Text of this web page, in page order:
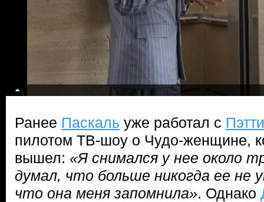
Ранее Паскаль уже работал с
пилотом ТВ-шоу о Чудо-женщине,
вышел: «Я снимался у нее около
думал, что больше никогда ее не
что она меня запомнила». Однако